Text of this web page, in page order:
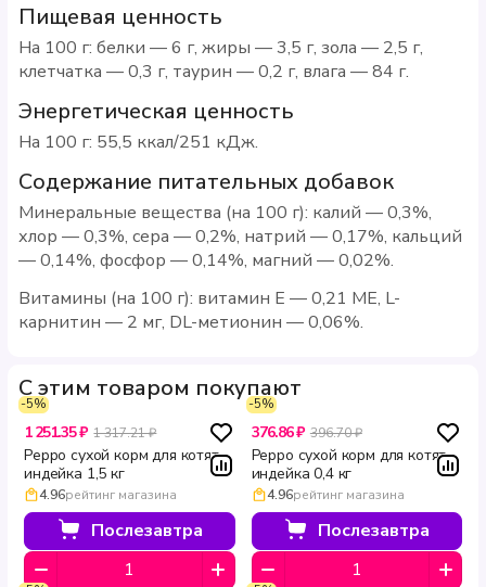
Пищевая ценность
На 100 г: белки — 6 г, жиры — 3,5 г, зола — 2,5 г,
клетчатка — 0,3 г, таурин — 0,2 г, влага — 84 г.
Энергетическая ценность
На 100 г: 55,5 ккал/251 кДж.
Содержание питательных добавок
Минеральные вещества (на 100 г): калий — 0,3%,
хлор — 0,3%, сера — 0,2%, натрий — 0,17%, кальций
— 0,14%, фосфор — 0,14%, магний — 0,02%.
Витамины (на 100 г): витамин Е — 0,21 МЕ, L-
карнитин — 2 мг, DL-метионин — 0,06%.
С этим товаром покупают
-5%
1 251.35 ₽ 1 317.21 ₽
Peppo сухой корм для котят
индейка 1,5 кг
4.96рейтинг магазина
Послезавтра
-5%
376.86 ₽ 396.70 ₽
Peppo сухой корм для котят
индейка 0,4 кг
4.96рейтинг магазина
Послезавтра